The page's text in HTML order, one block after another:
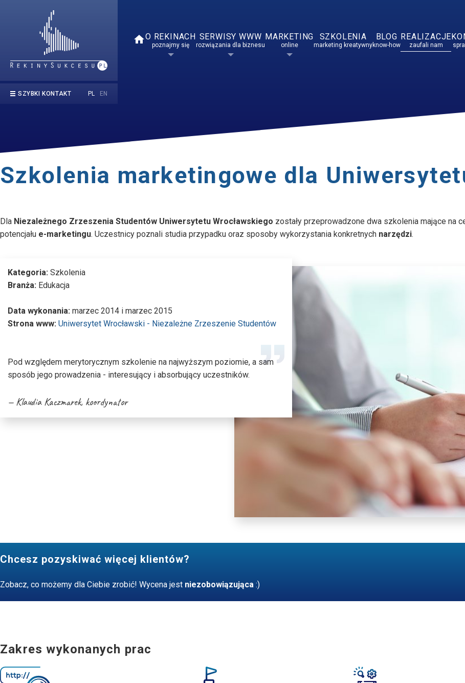
SZYBKI KONTAKT PL EN
homeO REKINACH
poznajmy się
SERWISY WWW
rozwiązania dla biznesu
MARKETING
online
SZKOLENIA
marketing kreatywny
BLOG
know-how
REALIZACJE
zaufali nam
Szkolenia marketingowe dla
Dla Niezależnego Zrzeszenia Studentów Uniwersytetu Wrocławskiego zostały przeprowadzone dwa szkolenia mające
potencjału e-marketingu. Uczestnicy poznali studia przypadku oraz sposoby wykorzystania konkretnych narzędzi.
Kategoria: Szkolenia
Branża: Edukacja
Data wykonania: marzec 2014 i marzec 2015
Strona www: Uniwersytet Wrocławski - Niezależne Zrzeszenie Studentów
Pod względem merytorycznym szkolenie na najwyższym poziomie, a sam
sposób jego prowadzenia - interesujący i absorbujący uczestników.
Klaudia Kaczmarek, koordynator
Chcesz pozyskiwać więcej klientów?
Zobacz, co możemy dla Ciebie zrobić! Wycena jest niezobowiązująca :)
Zakres wykonanych prac